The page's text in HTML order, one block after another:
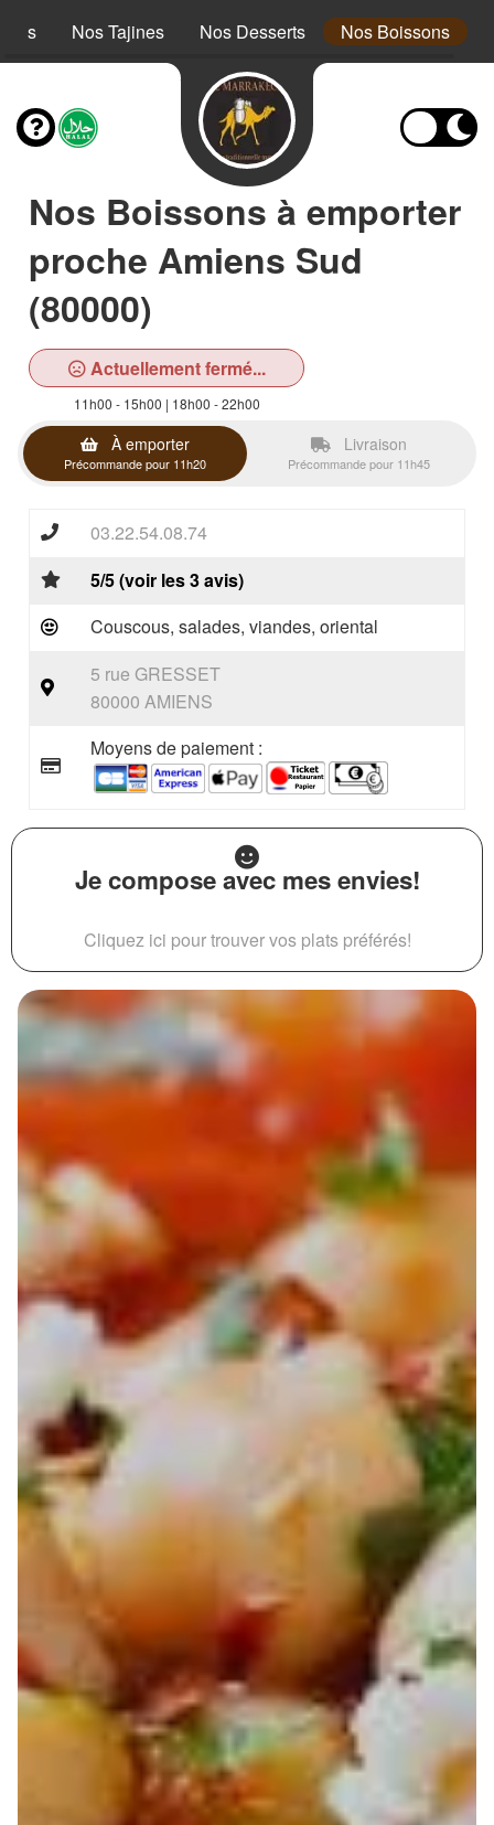
Nos Tajines Nos Desserts Nos Boissons
Nos Boissons à emporter
proche Amiens Sud
(80000)
Actuellement fermé...
11h00 - 15h00 | 18h00 - 22h00
À emporter
Précommande pour 11h20
Livraison
Précommande pour 11h45
03.22.54.08.74
5/5 (voir les 3 avis)
Couscous, salades, viandes, oriental
5 rue GRESSET
80000 AMIENS
Moyens de paiement :
Je compose avec mes envies!
Cliquez ici pour trouver vos plats préférés!